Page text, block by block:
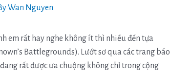
Wan Nguyen
em rất hay nghe không ít thì nhiều đến tựa
Battlegrounds). Lướt sơ qua các trang báo
rất được ưa chuộng không chỉ trong cộng